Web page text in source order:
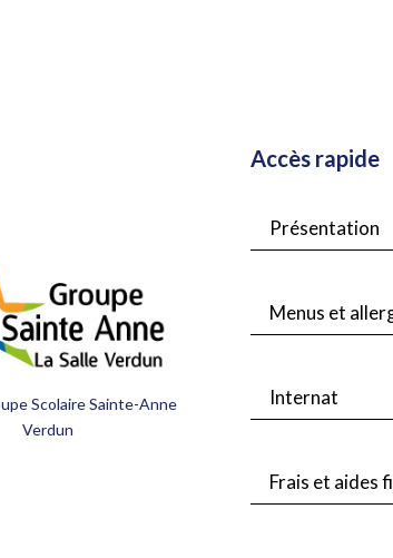
Scolaire Sainte-Anne
Verdun
Accès rapide
Présentation
Menus et
Internat
Frais et aides